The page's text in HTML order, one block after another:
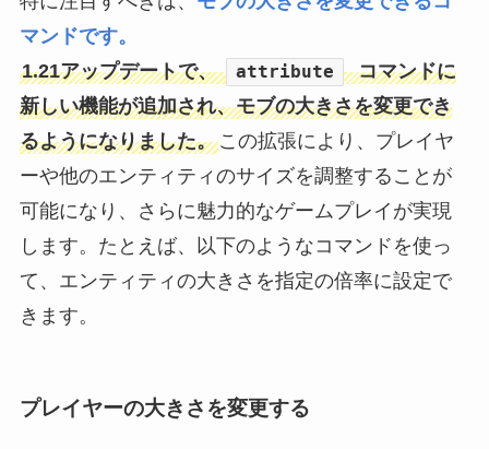
マンドです。
1.21アップデートで、
attribute
コマンドに
新しい機能が追加され、モブの大きさを変更でき
るようになりました。この拡張により、プレイヤ
ーや他のエンティティのサイズを調整することが
可能になり、さらに魅力的なゲームプレイが実現
します。たとえば、以下のようなコマンドを使っ
て、エンティティの大きさを指定の倍率に設定で
きます。
プレイヤーの大きさを変更する